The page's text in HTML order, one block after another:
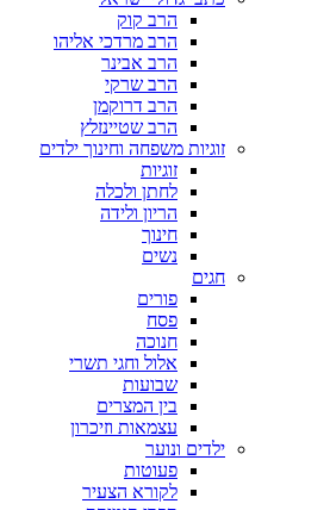
הרב קוק
הרב מרדכי אליהו
הרב אבינר
הרב שרקי
הרב דרוקמן
הרב שטיינזלץ
זוגיות משפחה וחינוך ילדים
זוגיות
לחתן ולכלה
הריון ולידה
חינוך
נשים
חגים
פורים
פסח
חנוכה
אלול וחגי תשרי
שבועות
בין המצרים
עצמאות וזיכרון
ילדים ונוער
פעוטות
לקורא הצעיר